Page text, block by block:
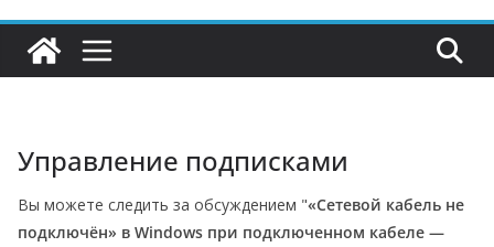
Управление подписками
Вы можете следить за обсуждением "«Сетевой кабель не
подключён» в Windows при подключенном кабеле —